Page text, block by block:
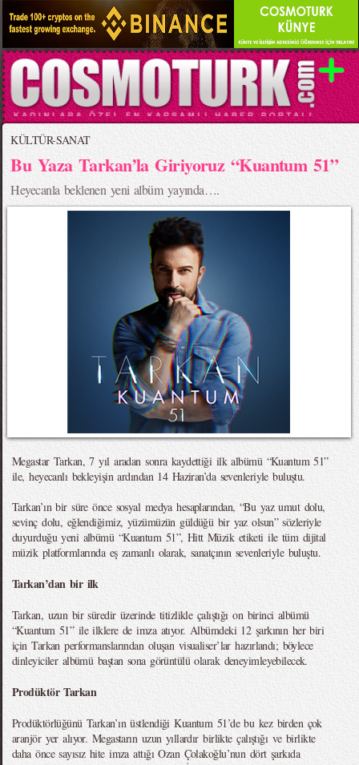
KÜLTÜR-SANAT
Bu Yaza Tarkan’la Giriyoruz “Kuantum 51”
Heyecanla beklenen yeni albüm yayında….
Megastar Tarkan, 7 yıl aradan sonra kaydettiği ilk albümü “Kuantum 51”
ile, heyecanlı bekleyişin ardından 14 Haziran’da sevenleriyle buluştu.
Tarkan’ın bir süre önce sosyal medya hesaplarından, “Bu yaz umut dolu,
sevinç dolu, eğlendiğimiz, yüzümüzün güldüğü bir yaz olsun” sözleriyle
duyurduğu yeni albümü “Kuantum 51”, Hitt Müzik etiketi ile tüm dijital
müzik platformlarında eş zamanlı olarak, sanatçının sevenleriyle buluştu.
Tarkan’dan bir ilk
Tarkan, uzun bir süredir üzerinde titizlikle çalıştığı on birinci albümü
“Kuantum 51” ile ilklere de imza atıyor. Albümdeki 12 şarkının her biri
için Tarkan performanslarından oluşan visualiser’lar hazırlandı; böylece
dinleyiciler albümü baştan sona görüntülü olarak deneyimleyebilecek.
Prodüktör Tarkan
Prodüktörlüğünü Tarkan’ın üstlendiği Kuantum 51’de bu kez birden çok
aranjör yer alıyor. Megastarın uzun yıllardır birlikte çalıştığı ve birlikte
daha önce sayısız hite imza attığı Ozan Çolakoğlu’nun dört şarkıda